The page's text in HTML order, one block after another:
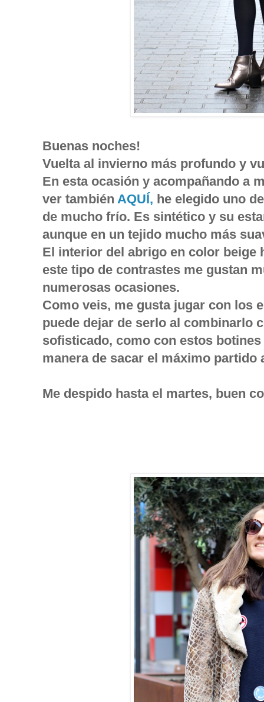
Buenas noches!
Vuelta al invierno más profundo y
En esta ocasión y acompañando a
ver también AQUÍ, he elegido uno
de mucho frío. Es sintético y su
aunque en un tejido mucho más
El interior del abrigo en color beige
este tipo de contrastes me gustan
numerosas ocasiones.
Como veis, me gusta jugar con los
puede dejar de serlo al combinarlo
sofisticado, como con estos
manera de sacar el máximo partido
Me despido hasta el martes, buen